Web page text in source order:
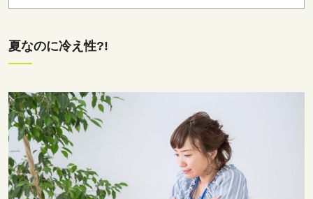
夏なのに冷え性?!